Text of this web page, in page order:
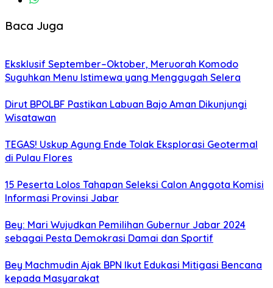
Baca Juga
Eksklusif September–Oktober, Meruorah Komodo
Suguhkan Menu Istimewa yang Menggugah Selera
Dirut BPOLBF Pastikan Labuan Bajo Aman Dikunjungi
Wisatawan
TEGAS! Uskup Agung Ende Tolak Eksplorasi Geotermal
di Pulau Flores
15 Peserta Lolos Tahapan Seleksi Calon Anggota Komisi
Informasi Provinsi Jabar
Bey: Mari Wujudkan Pemilihan Gubernur Jabar 2024
sebagai Pesta Demokrasi Damai dan Sportif
Bey Machmudin Ajak BPN Ikut Edukasi Mitigasi Bencana
kepada Masyarakat